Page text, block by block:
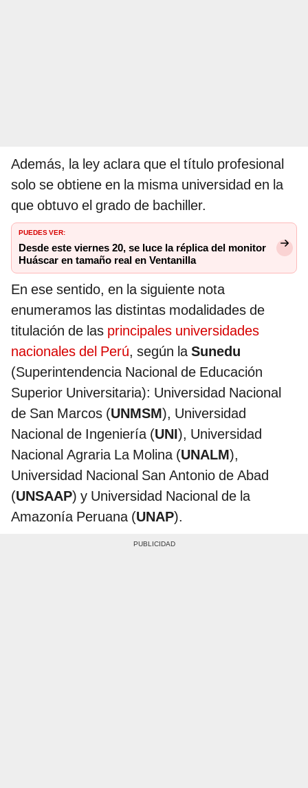
Además, la ley aclara que el título profesional
solo se obtiene en la misma universidad en la
que obtuvo el grado de bachiller.
PUEDES VER:
Desde este viernes 20, se luce la réplica del monitor
Huáscar en tamaño real en Ventanilla
En ese sentido, en la siguiente nota
enumeramos las distintas modalidades de
titulación de las principales universidades
nacionales del Perú, según laSunedu
(Superintendencia Nacional de Educación
Superior Universitaria): Universidad Nacional
de San Marcos (UNMSM), Universidad
Nacional de Ingeniería (UNI), Universidad
Nacional Agraria La Molina (UNALM),
Universidad Nacional San Antonio de Abad
(UNSAAP) y Universidad Nacional de la
Amazonía Peruana (UNAP).